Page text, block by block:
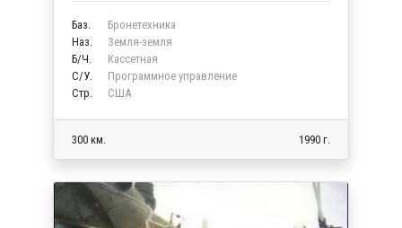
Баз.
Бронетехника
Наз.
Земля-земля
Б/Ч.
Кассетная
C/У.
Программное управление
Стр.
США
300 км. 1990 г.